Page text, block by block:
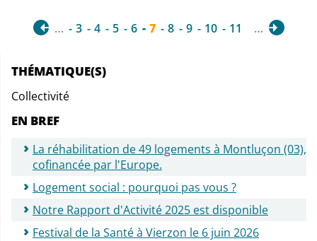
… 3 4 5 6 7 8 9 10 11 …
THÉMATIQUE(S)
Collectivité
EN BREF
La réhabilitation de 49 logements à Montluçon (03),
cofinancée par l'Europe.
Logement social : pourquoi pas vous ?
Notre Rapport d'Activité 2025 est disponible
Festival de la Santé à Vierzon le 6 juin 2026